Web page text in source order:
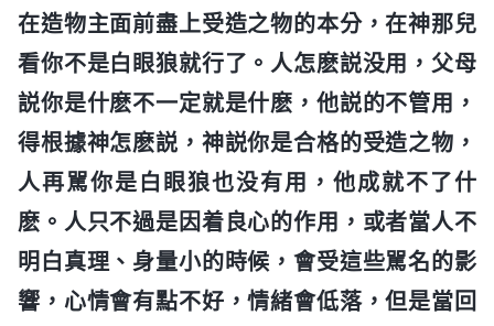
在造物主面前盡上受造之物的本分，在神那兒
看你不是白眼狼就行了。人怎麽説没用，父母
説你是什麽不一定就是什麽，他説的不管用，
得根據神怎麽説，神説你是合格的受造之物，
人再駡你是白眼狼也没有用，他成就不了什
麽。人只不過是因着良心的作用，或者當人不
明白真理、身量小的時候，會受這些駡名的影
響，心情會有點不好，情緒會低落，但是當回